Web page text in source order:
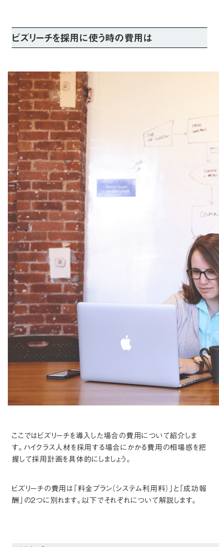
ビズリーチを採用に使う時の費用は
ここではビズリーチを導入した場合の費用について紹介しま
す。ハイクラス人材を採用する場合にかかる費用の相場感を把
握して採用計画を具体的にしましょう。
ビズリーチの費用は「料金プラン（システム利用料）」と「成功報
酬」の2つに別れます。以下でそれぞれについて解説します。